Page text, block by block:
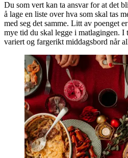
Du som vert kan ta ansvar for at det
å lage en liste over hva som skal tas
med seg det samme. Litt av poenget
mye tid du skal legge i matlagingen. I
variert og fargerikt middagsbord når